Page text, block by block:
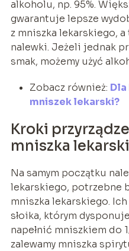
alkoholu, np. 95%.
gwarantuje lepsze
z mniszka lekarskiego, a
nalewki. Jeżeli jednak
smak, możemy użyć
Zobacz również:
mniszek lekarski?
Kroki
mniszka
Na samym początku
lekarskiego, potrzebne
mniszka lekarskiego.
słoika, którym
napełnić mniszkiem do
zalewamy mniszka